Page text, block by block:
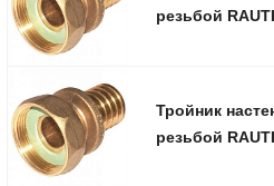
резьбой
Тройник
резьбой